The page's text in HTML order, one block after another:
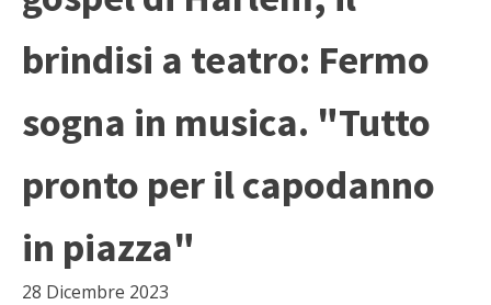
brindisi a teatro: Fermo
sogna in musica. "Tutto
pronto per il capodanno
in piazza"
28 Dicembre 2023